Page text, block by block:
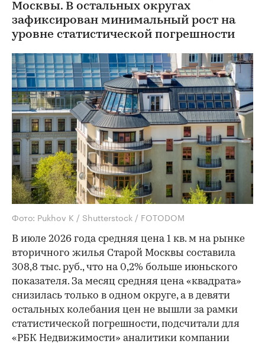
Москвы. В остальных округах
зафиксирован минимальный рост на
уровне статистической погрешности
Фото: Pukhov K / Shutterstock / FOTODOM
В июле 2026 года средняя цена 1 кв. м на рынке
вторичного жилья Старой Москвы составила
308,8 тыс. руб., что на 0,2% больше июньского
показателя. За месяц средняя цена «квадрата»
снизилась только в одном округе, а в девяти
остальных колебания цен не вышли за рамки
статистической погрешности, подсчитали для
«РБК Недвижимости» аналитики компании